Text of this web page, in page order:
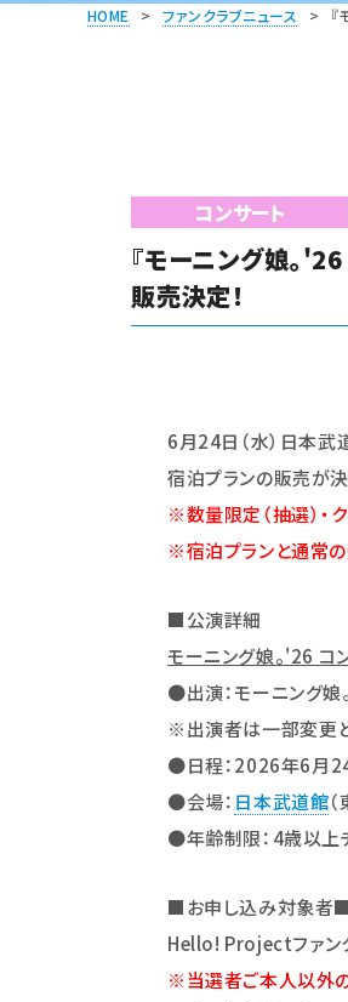
HOME > ファンクラブニュース >
コンサート
『モーニング娘。
販売決定！
6月24日（水）日本
宿泊プランの販売が決
※数量限定（抽選）・
※宿泊プランと通常の
■公演詳細
モーニング娘。'26
●出演：モーニング娘
※出演者は一部変更と
●日程：2026年6月
●会場： 日本武道館
●年齢制限：4歳以上
■お申し込み対象者■
Hello! Projectファ
※当選者ご本人以外の